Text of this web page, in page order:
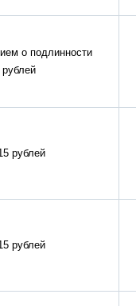
о подлинности
рублей
рублей